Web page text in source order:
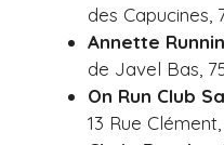
des Capucines,
Annette
de Javel Bas,
On Run Club
13 Rue